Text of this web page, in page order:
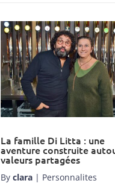
La famille Di Litta : une
aventure construite
valeurs partagées
By clara| Personnalites